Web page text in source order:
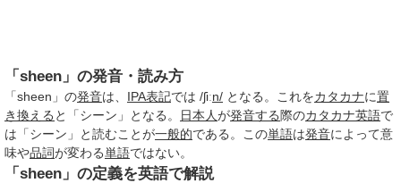
「sheen」の発音・読み方
「sheen」の発音は、 IPA表記では /ʃiːn/ となる。これをカタカナに置
き換える と「シーン」となる。 日本人が発音する際のカタカナ英語で
は「シーン」と読むことが一般的である。この単語は発音によって意
味や品詞が変わる単語ではない。
「sheen」の定義を英語で解説